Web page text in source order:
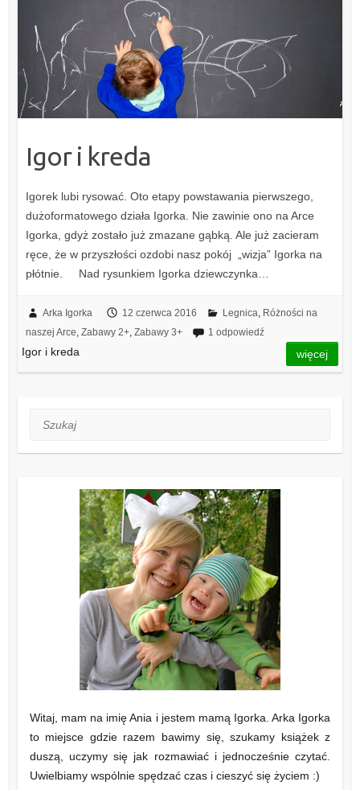
Igor i kreda
Igorek lubi rysować. Oto etapy powstawania pierwszego,
dużoformatowego działa Igorka. Nie zawinie ono na Arce
Igorka, gdyż zostało już zmazane gąbką. Ale już zacieram
ręce, że w przyszłości ozdobi nasz pokój „wizja” Igorka na
płótnie. Nad rysunkiem Igorka dziewczynka…
Arka Igorka 12 czerwca 2016 Legnica Różności na
naszej Arce Zabawy 2+, Zabawy 3+ 1 odpowiedź
Igor i kreda więcej
Szukaj
Witaj, mam na imię Ania i jestem mamą Igorka. Arka Igorka
to miejsce gdzie razem bawimy się, szukamy książek z
duszą, uczymy się jak rozmawiać i jednocześnie czytać.
Uwielbiamy wspólnie spędzać czas i cieszyć się życiem :)